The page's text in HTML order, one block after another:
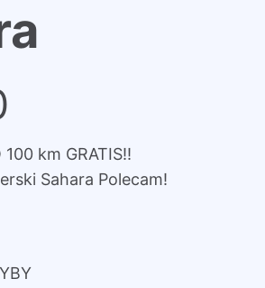
km GRATIS!!
Sahara Polecam!